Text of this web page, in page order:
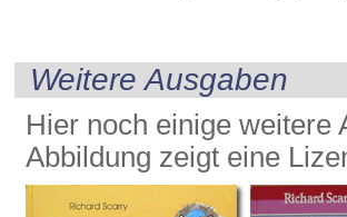
Weitere Ausgaben
Hier noch einige weitere
Abbildung zeigt eine